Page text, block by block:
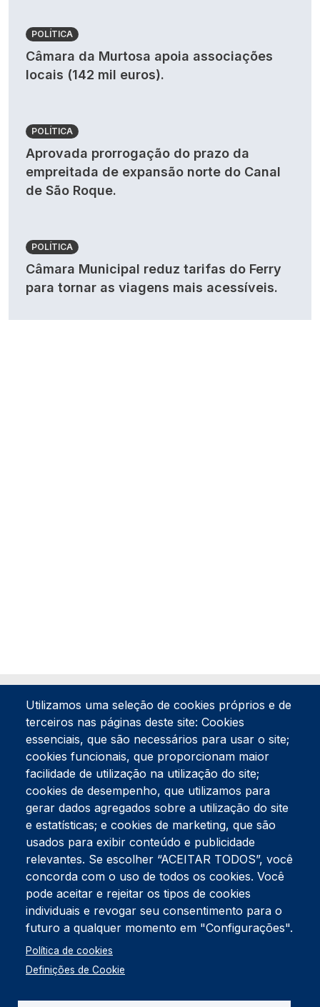
POLÍTICA
Câmara da Murtosa apoia associações
locais (142 mil euros).
POLÍTICA
Aprovada prorrogação do prazo da
empreitada de expansão norte do Canal
de São Roque.
POLÍTICA
Câmara Municipal reduz tarifas do Ferry
para tornar as viagens mais acessíveis.
Tel:234 390 100Fax:234 390 100
Endereço Postal
Apartado 42
Rua Gil Eanes 31
3834-908 Gafanha da Nazaré
Estúdios
Rua Prior Guerra
Edifício do Centro Cultural da Gafanha da Nazaré
3830-556 Gafanha da Nazaré
Rodapé
Cookies
Política de Privacidade
Utilizamos uma seleção de cookies próprios e de
terceiros nas páginas deste site: Cookies
essenciais, que são necessários para usar o site;
cookies funcionais, que proporcionam maior
facilidade de utilização na utilização do site;
cookies de desempenho, que utilizamos para
gerar dados agregados sobre a utilização do site
e estatísticas; e cookies de marketing, que são
usados para exibir conteúdo e publicidade
relevantes. Se escolher “ACEITAR TODOS”, você
concorda com o uso de todos os cookies. Você
pode aceitar e rejeitar os tipos de cookies
individuais e revogar seu consentimento para o
futuro a qualquer momento em "Configurações".
Política de cookies
Definições de Cookie